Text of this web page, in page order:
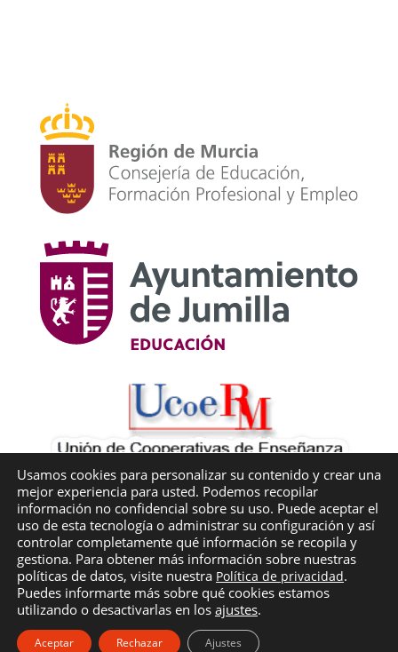
©Cooperativa de enseñanza · Colegio Bilingüe
CRUZ de PIEDRA| Jumilla ·Política de privacidad
Aviso legal·Política de Cookies
Usamos cookies para personalizar su contenido y crear una
mejor experiencia para usted. Podemos recopilar
información no confidencial sobre su uso. Puede aceptar el
uso de esta tecnología o administrar su configuración y así
controlar completamente qué información se recopila y
gestiona. Para obtener más información sobre nuestras
políticas de datos, visite nuestra Política de privacidad.
Puedes informarte más sobre qué cookies estamos
utilizando o desactivarlas en los ajustes.
Aceptar Rechazar Ajustes